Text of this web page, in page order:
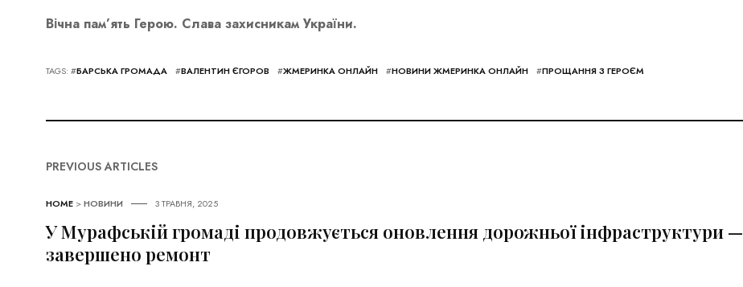
Вічна пам’ять Герою. Слава захисникам України.
TAGS: #БАРСЬКА ГРОМАДА #ВАЛЕНТИН ЄГОРОВ #ЖМЕРИНКА ОНЛАЙН #НОВИНИ ЖМЕРИНКА ОНЛАЙН #ПРОЩАННЯ З ГЕРОЄМ
PREVIOUS ARTICLES
HOME >НОВИНИ 3 ТРАВНЯ, 2025
У Мурафській громаді продовжується оновлення дорожньої інфраструктури —
завершено ремонт